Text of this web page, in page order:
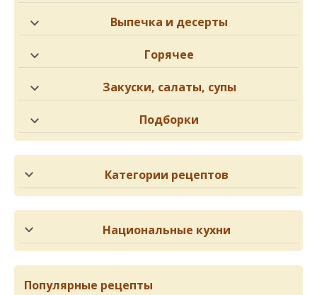
Выпечка и десерты
Горячее
Закуски, салаты, супы
Подборки
Категории рецептов
Национальные кухни
Популярные рецепты